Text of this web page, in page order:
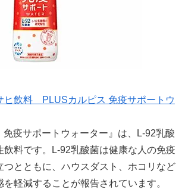
ヒ飲料 PLUSカルピス 免疫サポートウ
免疫サポートウォーター』は、L-92乳酸
飲料です。L-92乳酸菌は健康な人の免疫
つとともに、ハウスダスト、ホコリなど
軽減することが報告されています。